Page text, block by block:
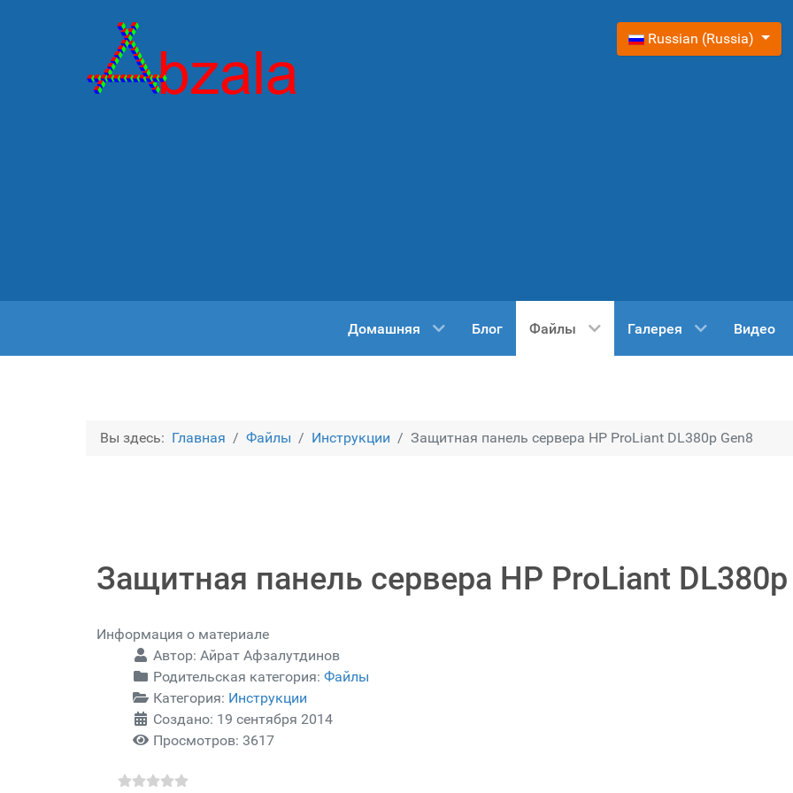
Выберите язык
Russian (Russia)
Домашняя Блог Файлы Галерея Видео
Вы здесь: Главная Файлы Инструкции Защитная панель сервера HP ProLiant DL380p Gen8
Защитная панель сервера HP ProLiant DL380p
Информация о материале
Автор: Айрат Афзалутдинов
Родительская категория: Файлы
Категория: Инструкции
Создано: 19 сентября 2014
Просмотров: 3617